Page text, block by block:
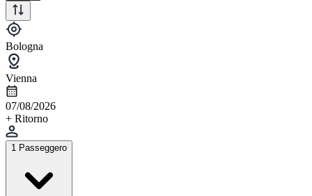
Bologna
Vienna
07/08/2026
+ Ritorno
1 Passeggero